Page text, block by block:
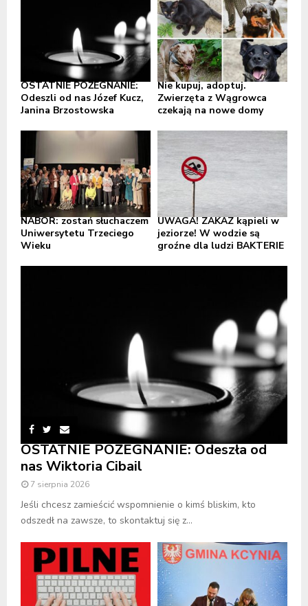
OSTATNIE POŻEGNANIE:
Odeszli od nas Józef Kucz,
Janina Brzostowska
Nie kupuj, adoptuj.
Zwierzęta z Wągrowca
czekają na nowe domy
NABÓR: zostań słuchaczem
Uniwersytetu Trzeciego
Wieku
UWAGA! ZAKAZ kąpieli w
jeziorze! W wodzie są
groźne dla ludzi BAKTERIE
OSTATNIE POŻEGNANIE: Odeszła od
nas Wiktoria Cibail
7 sierpnia 2026
Jeśli chcesz zamieścić wspomnienie o kimś bliskim, kto
odszedł na zawsze, to skontaktuj się z...